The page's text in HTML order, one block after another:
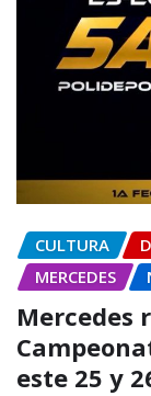
CULTURA
MERCEDES
Mercedes
este 25 y